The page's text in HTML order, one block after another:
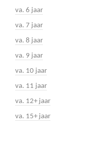
va. 6 jaar
va. 7 jaar
va. 8 jaar
va. 9 jaar
va. 10 jaar
va. 11 jaar
va. 12+ jaar
va. 15+ jaar